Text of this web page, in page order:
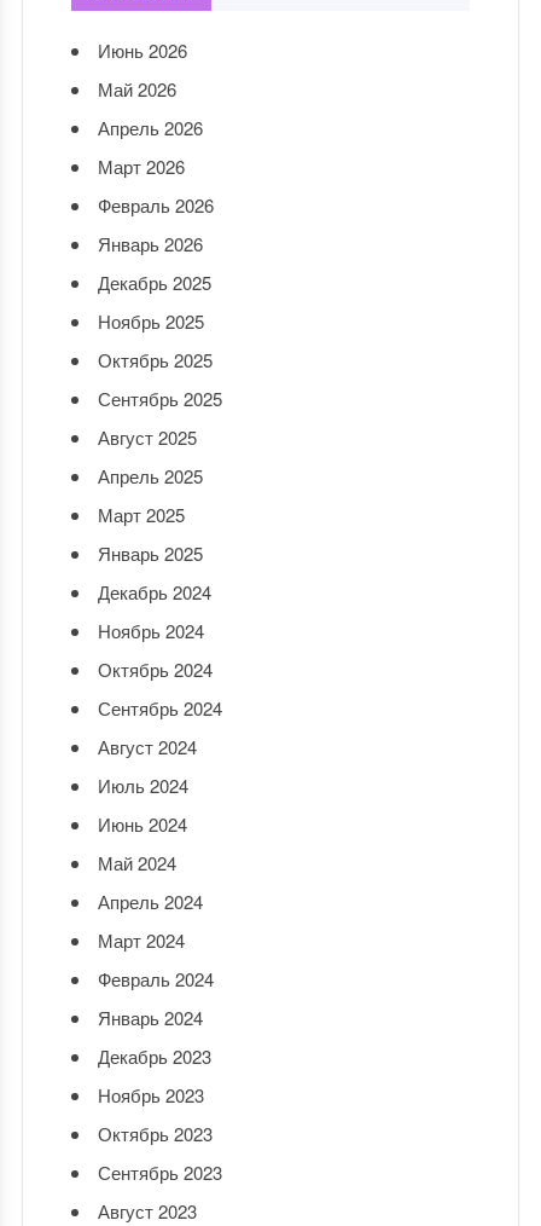
Июнь 2026
Май 2026
Апрель 2026
Март 2026
Февраль 2026
Январь 2026
Декабрь 2025
Ноябрь 2025
Октябрь 2025
Сентябрь 2025
Август 2025
Апрель 2025
Март 2025
Январь 2025
Декабрь 2024
Ноябрь 2024
Октябрь 2024
Сентябрь 2024
Август 2024
Июль 2024
Июнь 2024
Май 2024
Апрель 2024
Март 2024
Февраль 2024
Январь 2024
Декабрь 2023
Ноябрь 2023
Октябрь 2023
Сентябрь 2023
Август 2023